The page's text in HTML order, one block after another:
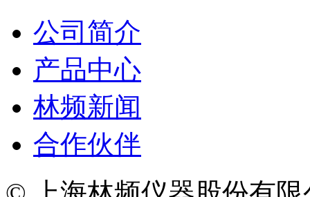
公司简介
产品中心
林频新闻
合作伙伴